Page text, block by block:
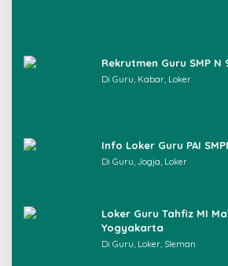
Rekrutmen Guru SMP
Di Guru, Kabar, Loker
Info Loker Guru PAI
Di Guru, Jogja, Loker
Loker Guru Tahfiz MI
Yogyakarta
Di Guru, Loker, Sleman